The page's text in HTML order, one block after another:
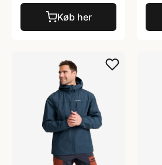
Køb her